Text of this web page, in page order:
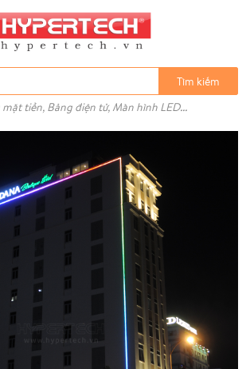
Tìm kiếm
mặt tiền, Bảng điện tử, Màn hình LED...